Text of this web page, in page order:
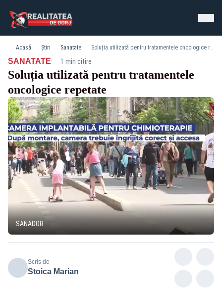
Acasă Știri Sanatate Soluția utilizată pentru tratamentele oncologice repetate
SANATATE· 1 min citire
Soluția utilizată pentru tratamentele
oncologice repetate
SANADOR
Scris de
Stoica Marian